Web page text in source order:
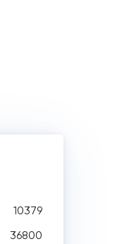
10379
36800